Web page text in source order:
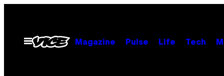
contentOpen
Menu
Magazine Pulse Life Tech